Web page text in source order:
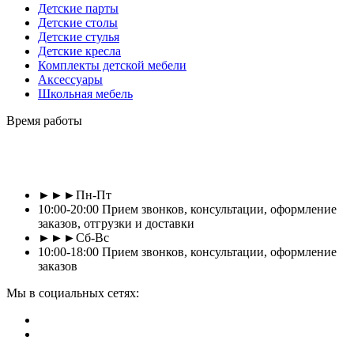
Детские парты
Детские столы
Детские стулья
Детские кресла
Комплекты детской мебели
Аксессуары
Школьная мебель
Время работы
►►►Пн-Пт
10:00-20:00 Прием звонков, консультации, оформление
заказов, отгрузки и доставки
►►►Сб-Вс
10:00-18:00 Прием звонков, консультации, оформление
заказов
Мы в социальных сетях: